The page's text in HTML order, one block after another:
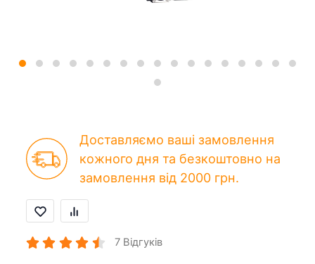
Доставляємо ваші замовлення
кожного дня та безкоштовно на
замовлення від 2000 грн.
7 Відгуків